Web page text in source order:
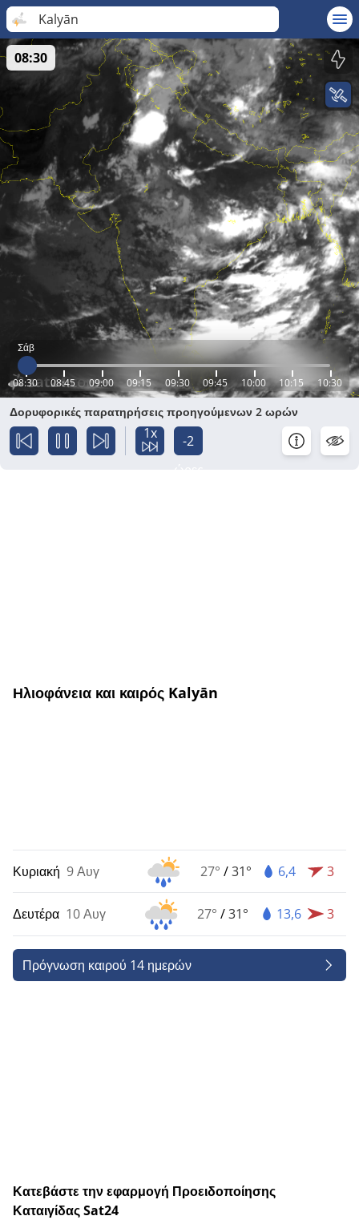
Kalyān
Σάβ
08:30 08:45 09:00 09:15 09:30 09:45 10:00 10:15 10:30
08:30
Δορυφορικές παρατηρήσεις προηγούμενων 2 ωρών
1x
-2
Ηλιοφάνεια και καιρός Kalyān
Κυριακή 9 Αυγ 27° /31° 6,4 3
Δευτέρα 10 Αυγ 27° /31° 13,6 3
Πρόγνωση καιρού 14 ημερών
Κατεβάστε την εφαρμογή Προειδοποίησης
Καταιγίδας Sat24